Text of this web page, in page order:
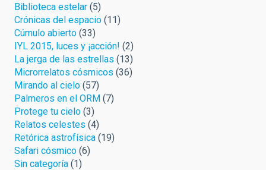
Biblioteca estelar (5)
Crónicas del espacio (11)
Cúmulo abierto (33)
IYL 2015, luces y ¡acción! (2)
La jerga de las estrellas (13)
Microrrelatos cósmicos (36)
Mirando al cielo (57)
Palmeros en el ORM (7)
Protege tu cielo (3)
Relatos celestes (4)
Retórica astrofísica (19)
Safari cósmico (6)
Sin categoría (1)